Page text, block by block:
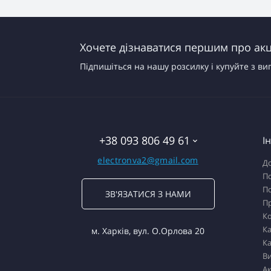
Хочете дізнаватися першим про
Підпишіться на нашу розсилку і купуйте з
+38 093 806 49 61
electronva2@gmail.com
ЗВ'ЯЗАТИСЯ З НАМИ
м. Харків, вул. О.Орлова 20